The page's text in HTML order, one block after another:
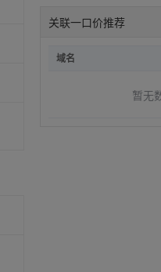
关联一口价推荐
域名
暂无